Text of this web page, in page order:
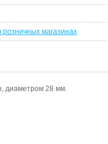
розничных магазинах
диаметром 28 мм.